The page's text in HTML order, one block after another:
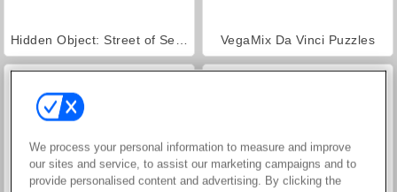
VegaMix Da Vinci Puzzles
We process your personal information to measure and improve
our sites and service, to assist our marketing campaigns and to
provide personalised content and advertising. By clicking the